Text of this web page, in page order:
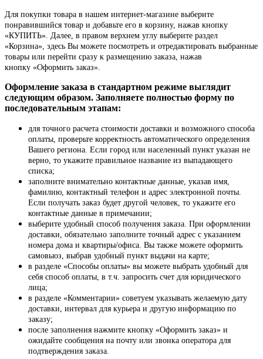
Для покупки товара в нашем интернет-магазине выберите
понравившийся товар и добавьте его в корзину, нажав кнопку
«КУПИТЬ». Далее, в правом верхнем углу выберите раздел
«Корзина», здесь Вы можете посмотреть и отредактировать выбранные
товары или перейти сразу к размещению заказа, нажав
кнопку «Оформить заказ».
Оформление заказа в стандартном режиме выглядит
следующим образом. Заполняете полностью форму по
последовательным этапам:
для точного расчета стоимости доставки и возможного способа
оплаты, проверьте корректность автоматического определения
Вашего региона. Если город или населенный пункт указан не
верно, то укажите правильное название из выпадающего
списка;
заполните внимательно контактные данные, указав имя,
фамилию, контактный телефон и адрес электронной почты.
Если получать заказ будет другой человек, то укажите его
контактные данные в примечании;
выберите удобный способ получения заказа. При оформлении
доставки, обязательно заполните точный адрес с указанием
номера дома и квартиры/офиса. Вы также можете оформить
самовыоз, выбрав удобный пункт выдачи на карте;
в разделе «Способы оплаты» вы можете выбрать удобный для
себя способ оплаты, в т.ч. запросить счет для юридического
лица;
в разделе «Комментарии» советуем указывать желаемую дату
доставки, интервал для курьера и другую информацию по
заказу;
после заполнения нажмите кнопку «Оформить заказ» и
ожидайте сообщения на почту или звонка оператора для
подтверждения заказа.